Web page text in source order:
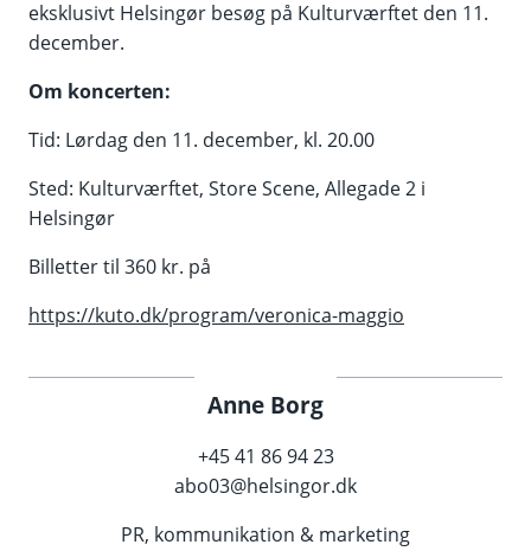
eksklusivt Helsingør besøg på Kulturværftet den 11.
december.
Om koncerten:
Tid: Lørdag den 11. december, kl. 20.00
Sted: Kulturværftet, Store Scene, Allegade 2 i
Helsingør
Billetter til 360 kr. på
https://kuto.dk/program/veronica-maggio
Anne Borg
+45 41 86 94 23
abo03@helsingor.dk
PR, kommunikation & marketing